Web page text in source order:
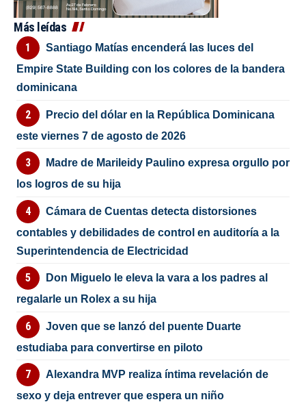
Más leídas
Santiago Matías encenderá las luces del
Empire State Building con los colores de la bandera
dominicana
Precio del dólar en la República Dominicana
este viernes 7 de agosto de 2026
Madre de Marileidy Paulino expresa orgullo por
los logros de su hija
Cámara de Cuentas detecta distorsiones
contables y debilidades de control en auditoría a la
Superintendencia de Electricidad
Don Miguelo le eleva la vara a los padres al
regalarle un Rolex a su hija
Joven que se lanzó del puente Duarte
estudiaba para convertirse en piloto
Alexandra MVP realiza íntima revelación de
sexo y deja entrever que espera un niño